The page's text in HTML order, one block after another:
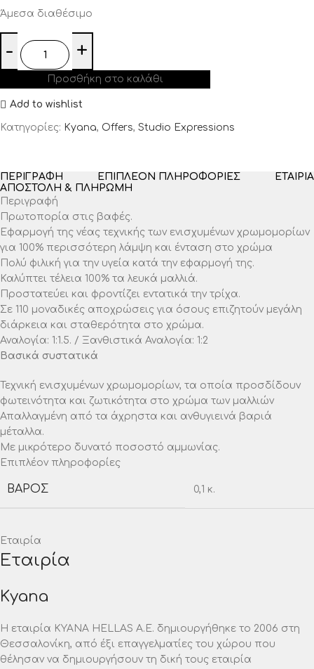
Άμεσα διαθέσιμο
Προσθήκη στο καλάθι
Add to wishlist
Κατηγορίες: Kyana, Offers, Studio Expressions
ΠΕΡΙΓΡΑΦΉ ΕΠΙΠΛΈΟΝ ΠΛΗΡΟΦΟΡΊΕΣ
ΕΤΑΙΡΊΑ
ΑΠΟΣΤΟΛΉ & ΠΛΗΡΩΜΉ
Περιγραφή
Πρωτοπορία στις βαφές.
Εφαρμογή της νέας τεχνικής των ενισχυμένων χρωμομορίων
για 100% περισσότερη λάμψη και ένταση στο χρώμα
Πολύ φιλική για την υγεία κατά την εφαρμογή της.
Καλύπτει τέλεια 100% τα λευκά μαλλιά.
Προστατεύει και φροντίζει εντατικά την τρίχα.
Σε 110 μοναδικές αποχρώσεις για όσους επιζητούν μεγάλη
διάρκεια και σταθερότητα στο χρώμα.
Αναλογία: 1:1.5. / Ξανθιστικά Αναλογία: 1:2
Βασικά συστατικά
Τεχνική ενισχυμένων χρωμομορίων, τα οποία προσδίδουν
φωτεινότητα και ζωτικότητα στο χρώμα των μαλλιών
Απαλλαγμένη από τα άχρηστα και ανθυγιεινά βαριά
μέταλλα.
Με μικρότερο δυνατό ποσοστό αμμωνίας.
Επιπλέον πληροφορίες
ΒΆΡΟΣ 0,1 κ.
Εταιρία
Εταιρία
Kyana
Η εταιρία ΚΥΑΝΑ HELLAS A.E. δημιουργήθηκε το 2006 στη
Θεσσαλονίκη, από έξι επαγγελματίες του χώρου που
θέλησαν να δημιουργήσουν τη δική τους εταιρία